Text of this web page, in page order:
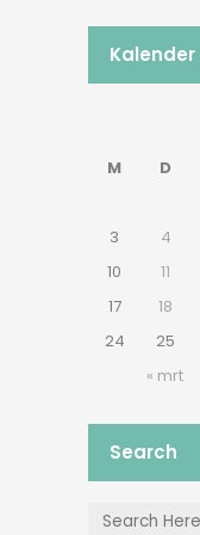
Kalender
M D
« mrt
3
4
10
11
17
18
24
25
Search